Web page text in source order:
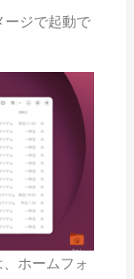
ージで起動で
ホームフォ